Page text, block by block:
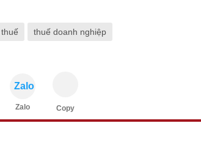
thuế doanh nghiệp
Zalo
Zalo Copy